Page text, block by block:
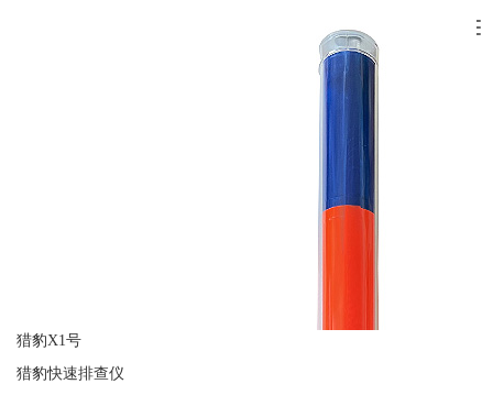
猎豹X1号
猎豹快速排查仪